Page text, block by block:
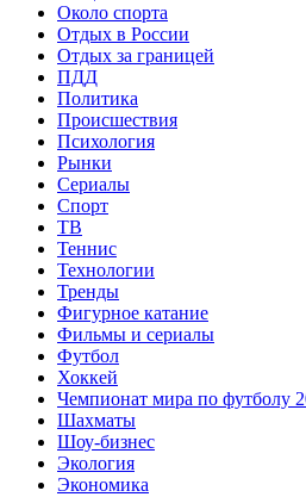
Около спорта
Отдых в России
Отдых за границей
ПДД
Политика
Происшествия
Психология
Рынки
Сериалы
Спорт
ТВ
Теннис
Технологии
Тренды
Фигурное катание
Фильмы и сериалы
Футбол
Хоккей
Чемпионат мира по футболу
Шахматы
Шоу-бизнес
Экология
Экономика